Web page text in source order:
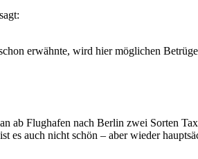
sagt:
erwähnte, wird hier möglichen
ab Flughafen nach Berlin zwei Sorten
es auch nicht schön – aber wieder